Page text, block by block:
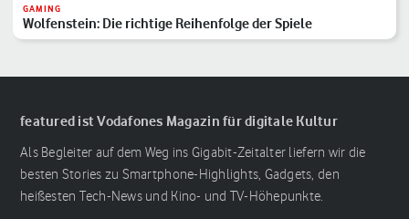
GAMING
Wolfenstein: Die richtige Reihenfolge der Spiele
featured ist Vodafones Magazin für digitale Kultur
Als Begleiter auf dem Weg ins Gigabit-Zeitalter liefern wir die
besten Stories zu Smartphone-Highlights, Gadgets, den
heißesten Tech-News und Kino- und TV-Höhepunkte.